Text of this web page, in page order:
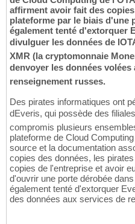
affirment avoir fait des
plateforme par le biais d'une
également tenté d'extorquer
divulguer les données de
XMR (la cryptomonnaie
denvoyer les données
renseignement russes.
Des pirates informatiques ont
dEveris, qui possède des
compromis plusieurs
plateforme de Cloud
source et la documentation
copies des données, les
copies de l'entreprise et avoir
d'ouvrir une porte dérobée
également tenté d'extorquer
des données aux services de